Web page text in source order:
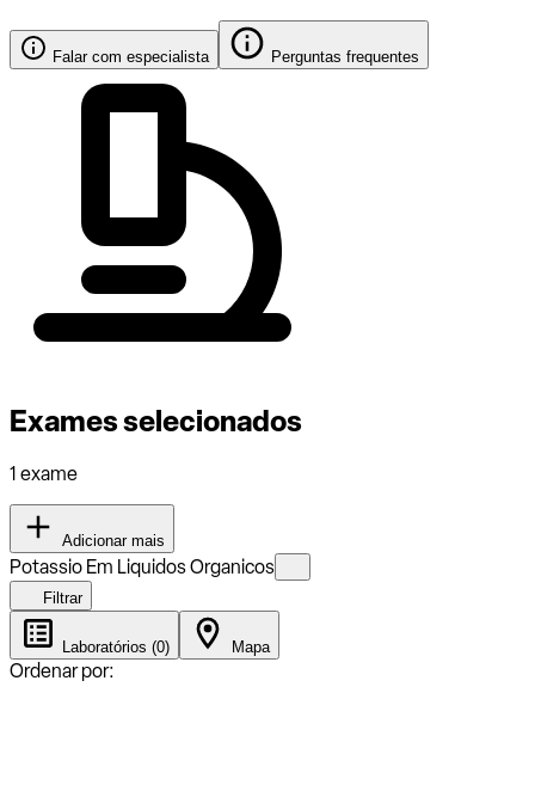
Falar com especialista Perguntas frequentes
Exames selecionados
1 exame
Adicionar mais
Potassio Em Liquidos Organicos
Filtrar
Laboratórios (0) Mapa
Ordenar por: